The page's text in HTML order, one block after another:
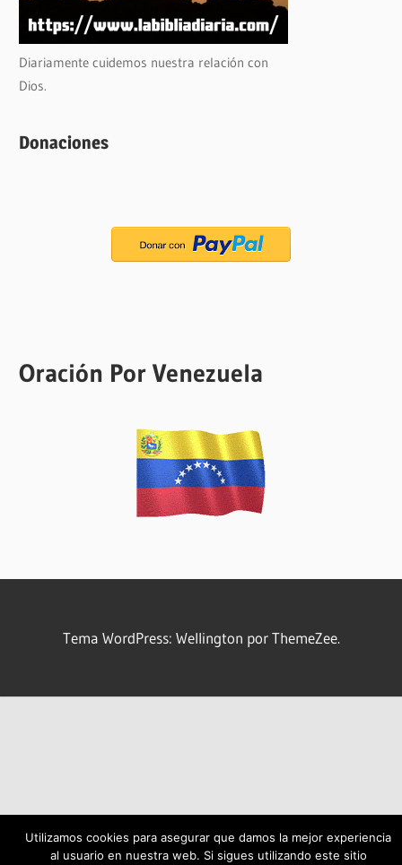
Diariamente cuidemos nuestra relación con
Dios.
Donaciones
Oración Por Venezuela
Tema WordPress: Wellington por ThemeZee.
Utilizamos cookies para asegurar que damos la mejor experiencia
al usuario en nuestra web. Si sigues utilizando este sitio